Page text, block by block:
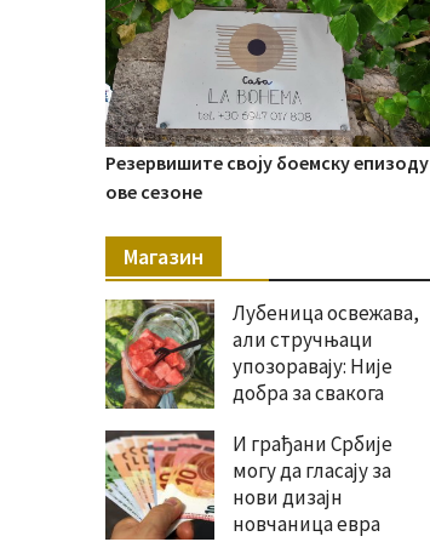
Резервишите своју боемску епизоду
ове сезоне
Магазин
Лубеница освежава,
али стручњаци
упозоравају: Није
добра за свакога
И грађани Србије
могу да гласају за
нови дизајн
новчаница евра